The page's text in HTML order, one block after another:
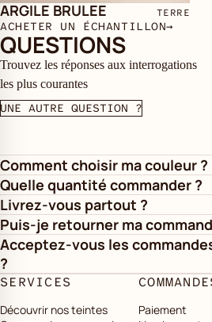
ARGILE BRULEE TERRE
ACHETER UN ÉCHANTILLON→
QUESTIONS
Trouvez les réponses aux interrogations
les plus courantes
UNE AUTRE QUESTION ?
Comment choisir ma couleur ?
Quelle quantité commander ?
Livrez-vous partout ?
Puis-je retourner ma
Acceptez-vous les
?
SERVICES
Découvrir nos teintes
Paiement